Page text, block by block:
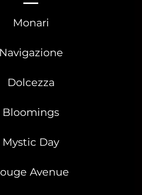
Monari
Navigazione
Dolcezza
Bloomings
Mystic Day
Avenue